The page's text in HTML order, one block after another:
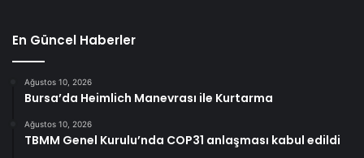
En Güncel Haberler
Ağustos 10, 2026
Bursa’da Heimlich Manevrası ile Kurtarma
Ağustos 10, 2026
TBMM Genel Kurulu’nda COP31 anlaşması kabul edildi